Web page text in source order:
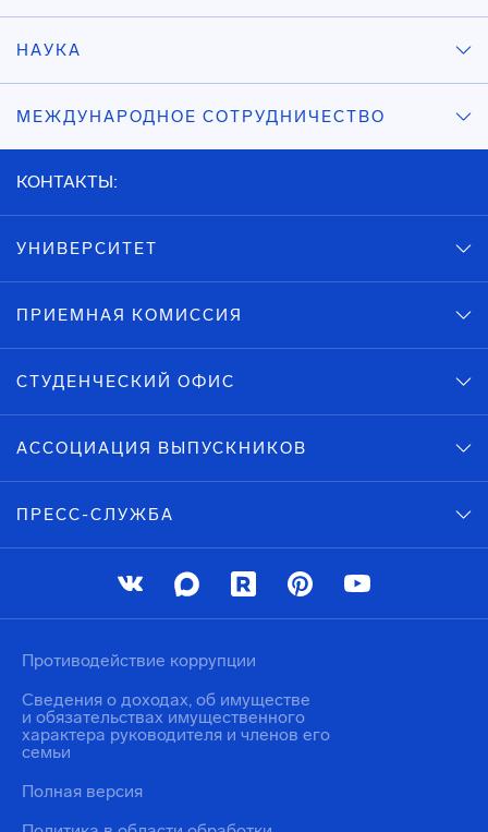
НАУКА
МЕЖДУНАРОДНОЕ СОТРУДНИЧЕСТВО
КОНТАКТЫ:
УНИВЕРСИТЕТ
ПРИЕМНАЯ КОМИССИЯ
СТУДЕНЧЕСКИЙ ОФИС
АССОЦИАЦИЯ ВЫПУСКНИКОВ
ПРЕСС-СЛУЖБА
Противодействие коррупции
Сведения о доходах, об имуществе
и обязательствах имущественного
характера руководителя и членов его
семьи
Полная версия